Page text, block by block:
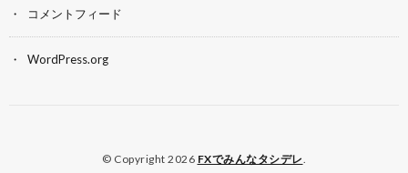
コメントフィード
WordPress.org
© Copyright 2026 FXでみんなタシデレ.